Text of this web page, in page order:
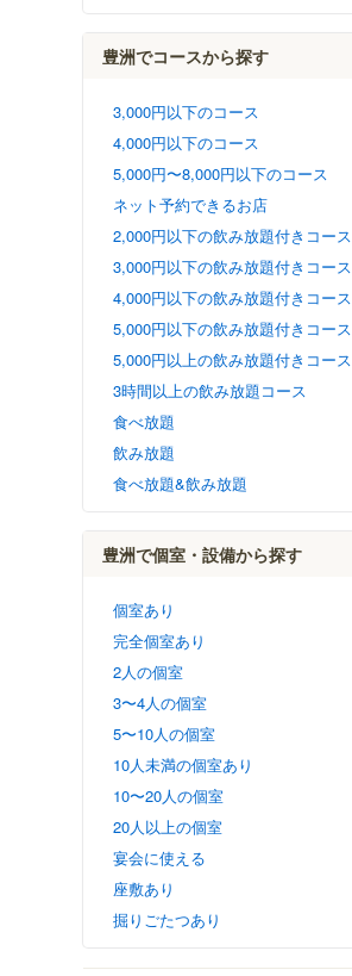
豊洲でコースから探す
3,000円以下のコース
4,000円以下のコース
5,000円〜8,000円以下のコース
ネット予約できるお店
2,000円以下の飲み放題付きコース
3,000円以下の飲み放題付きコース
4,000円以下の飲み放題付きコース
5,000円以下の飲み放題付きコース
5,000円以上の飲み放題付きコース
3時間以上の飲み放題コース
食べ放題
飲み放題
食べ放題&飲み放題
豊洲で個室・設備から探す
個室あり
完全個室あり
2人の個室
3〜4人の個室
5〜10人の個室
10人未満の個室あり
10〜20人の個室
20人以上の個室
宴会に使える
座敷あり
掘りごたつあり